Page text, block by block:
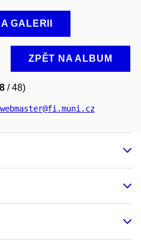
GALERII
ZPĚT NA ALBUM
/ 48)
webmaster@fi.muni.cz